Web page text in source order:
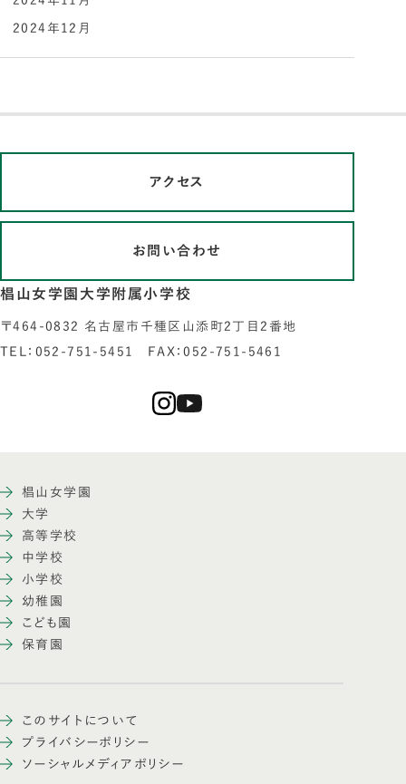
2024年12月
アクセス
お問い合わせ
椙山女学園大学附属小学校
〒464-0832 名古屋市千種区山添町2丁目2番地
TEL：052-751-5451 FAX：052-751-5461
椙山女学園
大学
高等学校
中学校
小学校
幼稚園
こども園
保育園
このサイトについて
プライバシーポリシー
ソーシャルメディアポリシー